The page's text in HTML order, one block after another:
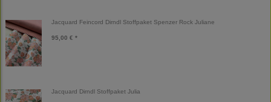
Jacquard Feincord Dirndl Stoffpaket Spenzer Rock Juliane
95,00 € *
Jacquard Dirndl Stoffpaket Julia